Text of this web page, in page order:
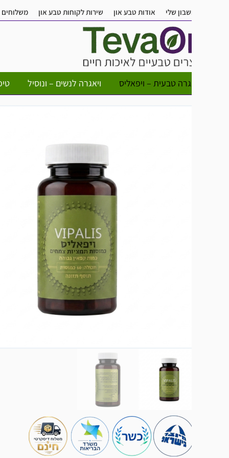
אודות טבע און שירות לקוחות טבע און משלוחים שאלות
טבעית – ויפאליס ויאגרה לנשים – ונוסיל טיפות חשק